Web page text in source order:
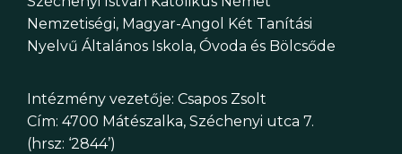
Nemzetiségi, Magyar-Angol Két Tanítási
Nyelvű Általános Iskola, Óvoda és Bölcsőde
Intézmény vezetője: Csapos Zsolt
Cím: 4700 Mátészalka, Széchenyi utca 7.
(hrsz: ‘2844’)